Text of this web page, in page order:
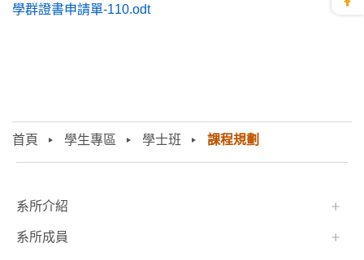
首頁 學生專區 學士班 課程規劃
學群證書申請單-110.odt
:::
系所介紹
系所成員